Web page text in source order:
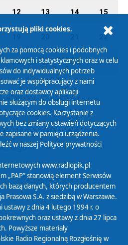
12 13 14 15
22
26 27 28 01
pliki cookies.
za pomocą cookies i podobnych
i statystycznych oraz w celu
do indywidualnych potrzeb
je współpracujący z nami
oraz dostawcy aplikacji
służącym do obsługi internetu
cookies. Korzystanie z
bez zmiany ustawień dotyczących
zapisane w pamięci urządzenia.
w naszej Polityce prywatności
www.radiopik.pl
„PAP” stanowią element Serwisów
bazą danych, których producentem
Prasowa S.A. z siedzibą w Warszawie.
ustawy z dnia 4 lutego 1994 r. o
oraz ustawy z dnia 27 lipca
Powyższe materiały
Radio Regionalną Rozgłośnię w